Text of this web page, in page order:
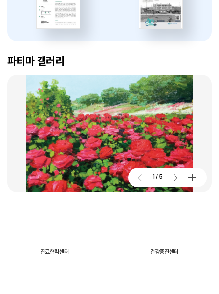
암 표적치료 - 대구파티마병원 병리과 변정섭 과장
2026. 01. 07
암환자의 관리 - 대구파티마병원 혈액종양내과 이선아 과장
2026. 01. 02
2025년, 대구파티마병원을 되돌아보다
2026.07.31
대구광역시간호사회와 함께 개원 70주년 기념 커피부스 운영
대구파티마병원, 진단검사의학과 리모델링 축복식 개최
2026.07.29
우성진 동구청장, 대구파티마병원 방문
2026.07.28
대구파티마병원, 스타키보청기 대구센터로부터 개원 70주년 기념
노트북 기증 받아
2026.07.27
대구파티마병원, 개원 70주년 기념 및 제11회 생명사랑 생명주간 축제
파티마 갤러리
1 / 5
진료협력센터 건강증진센터